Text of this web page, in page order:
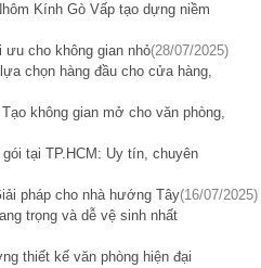
Kính Gò Vấp tạo dựng niềm
ưu cho không gian nhỏ(28/07/2025)
chọn hàng đầu cho cửa hàng,
không gian mở cho văn phòng,
tại TP.HCM: Uy tín, chuyên
pháp cho nhà hướng Tây(16/07/2025)
trọng và dễ vệ sinh nhất
thiết kế văn phòng hiện đại